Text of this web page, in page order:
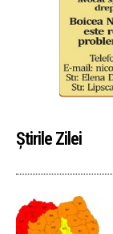
Știrile Zilei